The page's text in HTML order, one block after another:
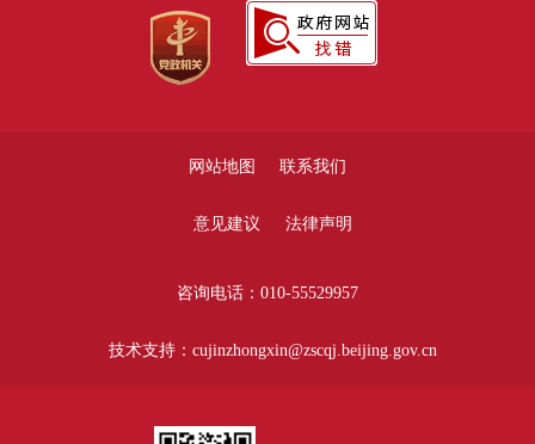
网站地图 联系我们
意见建议 法律声明
咨询电话：010-55529957
技术支持：cujinzhongxin@zscqj.beijing.gov.cn